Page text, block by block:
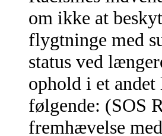
om ikke at
flygtninge med
status ved
ophold i et andet
følgende: (SOS
fremhævelse